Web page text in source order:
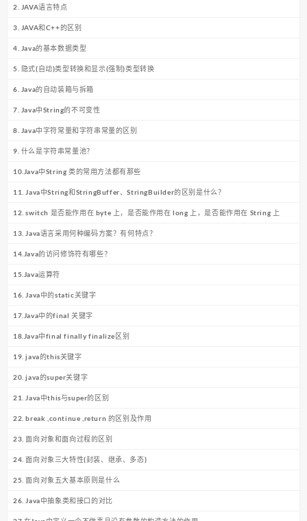
2. JAVA语言特点
3. JAVA和C++的区别
4. Java的基本数据类型
5. 隐式(自动)类型转换和显示(强制)类型转换
6. Java的自动装箱与拆箱
7. Java中String的不可变性
8. Java中字符常量和字符串常量的区别
9. 什么是字符串常量池？
10.Java中String 类的常用方法都有那些
11. Java中String和StringBuffer、StringBuilder的区别是什么？
12. switch 是否能作用在 byte 上，是否能作用在 long 上，是否能作用在 String 上
13. Java语言采用何种编码方案？有何特点？
14.Java的访问修饰符有哪些？
15.Java运算符
16. Java中的static关键字
17.Java中的final 关键字
18.Java中final finally finalize区别
19. java的this关键字
20. java的super关键字
21. Java中this与super的区别
22. break ,continue ,return 的区别及作用
23. 面向对象和面向过程的区别
24. 面向对象三大特性(封装、继承、多态)
25. 面向对象五大基本原则是什么
26. Java中抽象类和接口的对比